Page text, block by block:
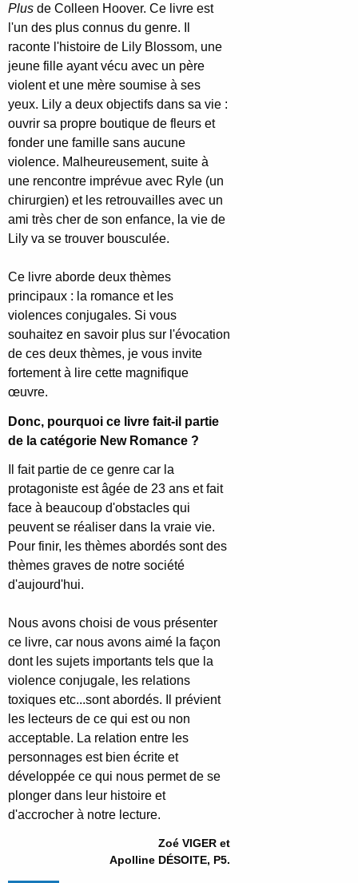
Plus de Colleen Hoover. Ce livre est
l'un des plus connus du genre. Il
raconte l'histoire de Lily Blossom, une
jeune fille ayant vécu avec un père
violent et une mère soumise à ses
yeux. Lily a deux objectifs dans sa vie :
ouvrir sa propre boutique de fleurs et
fonder une famille sans aucune
violence. Malheureusement, suite à
une rencontre imprévue avec Ryle (un
chirurgien) et les retrouvailles avec un
ami très cher de son enfance, la vie de
Lily va se trouver bousculée.
Ce livre aborde deux thèmes
principaux : la romance et les
violences conjugales. Si vous
souhaitez en savoir plus sur l'évocation
de ces deux thèmes, je vous invite
fortement à lire cette magnifique
œuvre.
Donc, pourquoi ce livre fait-il partie
de la catégorie New Romance ?
Il fait partie de ce genre car la
protagoniste est âgée de 23 ans et fait
face à beaucoup d'obstacles qui
peuvent se réaliser dans la vraie vie.
Pour finir, les thèmes abordés sont des
thèmes graves de notre société
d'aujourd'hui.
Nous avons choisi de vous présenter
ce livre, car nous avons aimé la façon
dont les sujets importants tels que la
violence conjugale, les relations
toxiques etc...sont abordés. Il prévient
les lecteurs de ce qui est ou non
acceptable. La relation entre les
personnages est bien écrite et
développée ce qui nous permet de se
plonger dans leur histoire et
d'accrocher à notre lecture.
Zoé VIGER et
Apolline DÉSOITE, P5.